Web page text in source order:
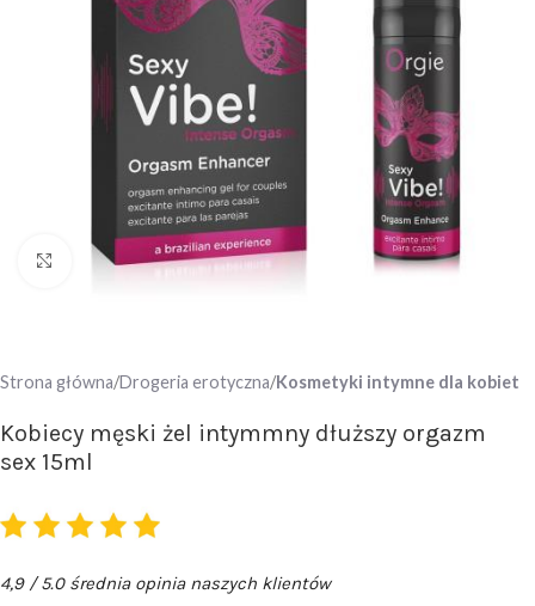
Click to enlarge
Strona główna Drogeria erotyczna Kosmetyki intymne dla kobiet
Kobiecy męski żel intymmny dłuższy orgazm
sex 15ml
4,9 / 5.0 średnia opinia naszych klientów